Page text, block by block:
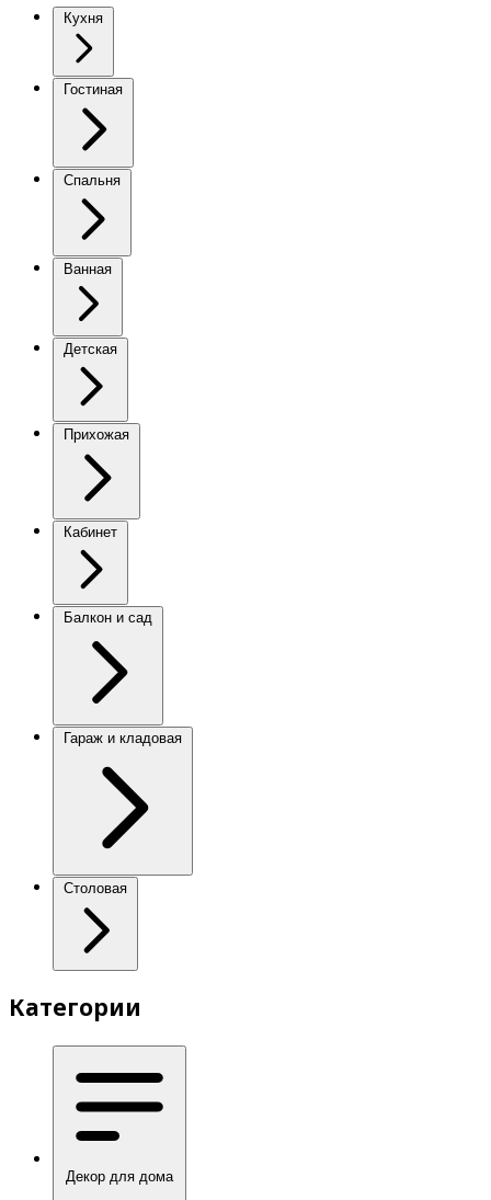
Кухня
Гостиная
Спальня
Ванная
Детская
Прихожая
Кабинет
Балкон и сад
Гараж и кладовая
Столовая
Категории
Декор для дома